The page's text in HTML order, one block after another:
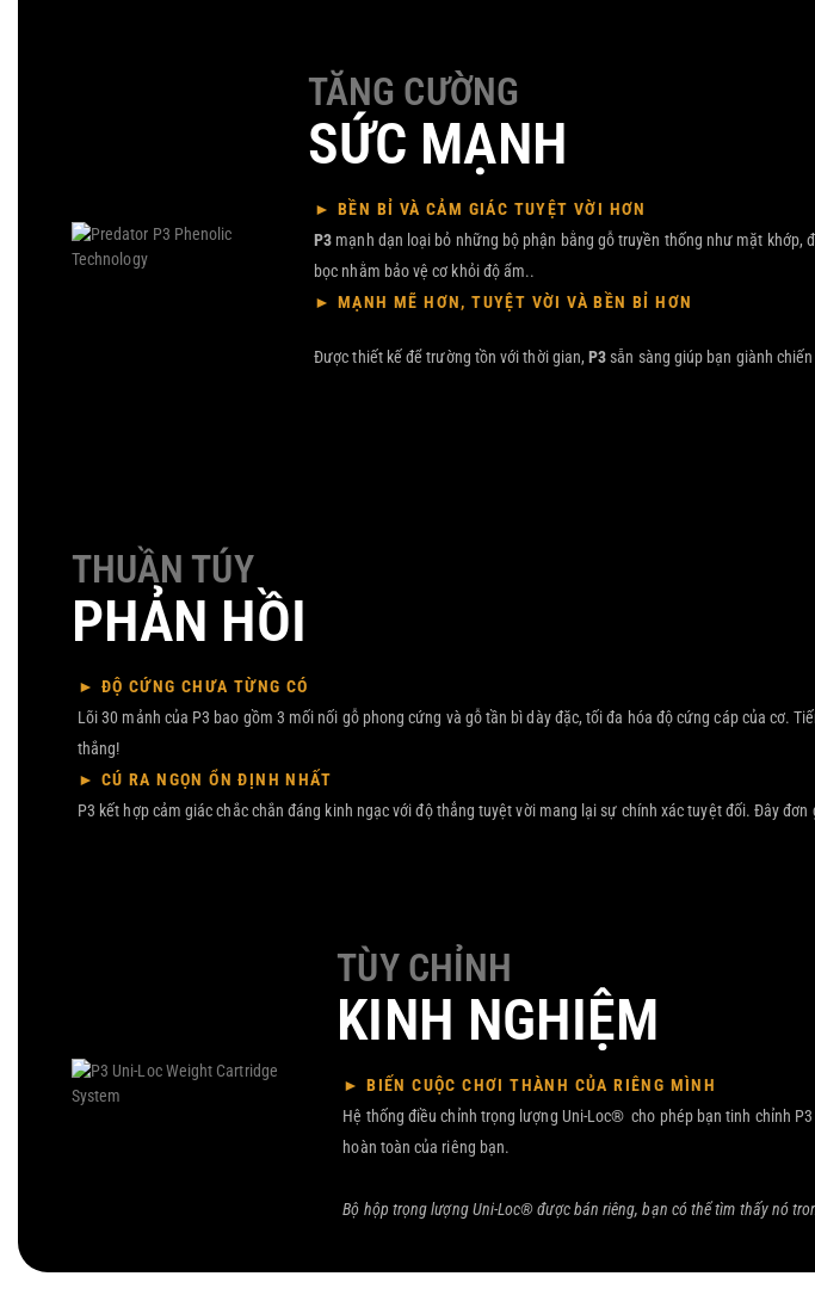
TĂNG CƯỜNG
SỨC MẠNH
► BỀN BỈ VÀ CẢM GIÁC TUYỆT VỜI HƠN
P3 mạnh dạn loại bỏ những bộ phận bằng gỗ truyền thống như mặt
bọc nhằm bảo vệ cơ khỏi độ ẩm..
► MẠNH MẼ HƠN, TUYỆT VỜI VÀ BỀN BỈ HƠN
Được thiết kế để trường tồn với thời gian,P3 sẵn sàng giúp bạn giành
THUẦN TÚY
PHẢN HỒI
► ĐỘ CỨNG CHƯA TỪNG CÓ
Lõi 30 mảnh của P3 bao gồm 3 mối nối gỗ phong cứng và gỗ tần bì dày đặc, tối đa hóa độ cứng cáp của cơ.
thắng!
► CÚ RA NGỌN ỔN ĐỊNH NHẤT
P3 kết hợp cảm giác chắc chắn đáng kinh ngạc với độ thẳng tuyệt vời mang lại sự chính xác tuyệt đối. Đây
TÙY CHỈNH
KINH NGHIỆM
► BIẾN CUỘC CHƠI THÀNH CỦA RIÊNG MÌNH
Hệ thống điều chỉnh trọng lượng Uni-Loc® cho phép bạn tinh chỉnh
hoàn toàn của riêng bạn.
Bộ hộp trọng lượng Uni-Loc® được bán riêng, bạn có thể tìm thấy nó